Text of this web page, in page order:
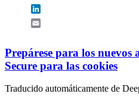
Prepárese para los nuevos
Secure para las cookies
Traducido automáticamente de